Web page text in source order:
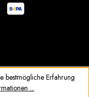
bestmögliche Erfahrung
...